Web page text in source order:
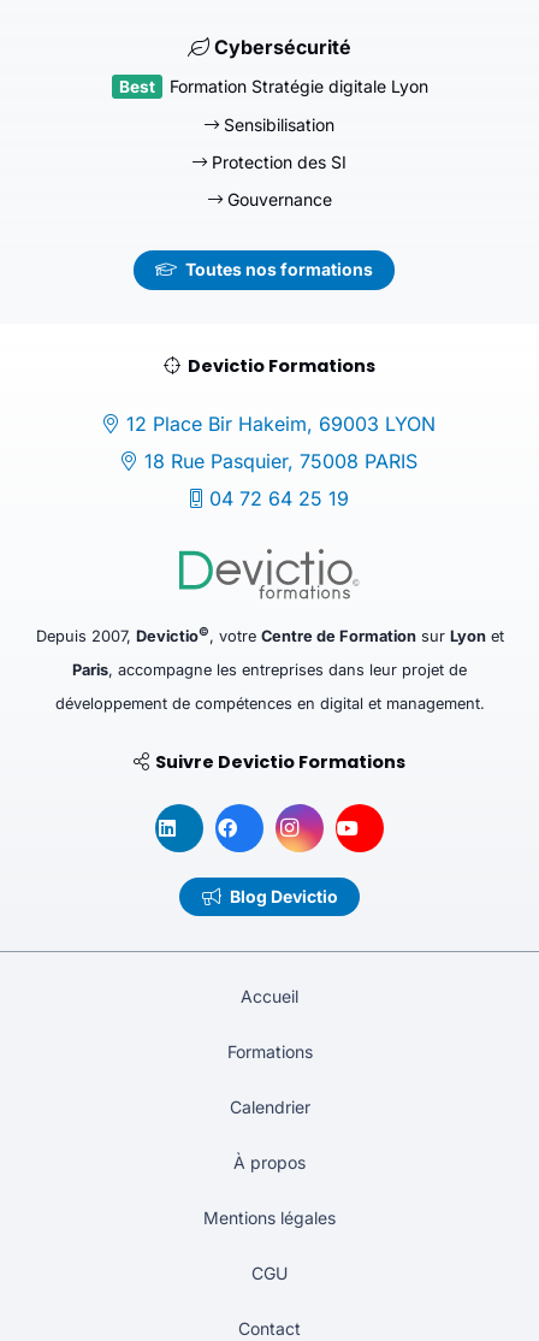
Cybersécurité
Formation Stratégie digitale Lyon
Sensibilisation
Protection des SI
Gouvernance
Toutes nos formations
Devictio Formations
12 Place Bir Hakeim, 69003 LYON
18 Rue Pasquier, 75008 PARIS
04 72 64 25 19
Depuis 2007, Devictio©, votre Centre de Formationsur Lyonet
Paris, accompagne les entreprises dans leur projet de
développement de compétences en digital et management.
Suivre Devictio Formations
Blog Devictio
Accueil
Formations
Calendrier
À propos
Mentions légales
CGU
Contact